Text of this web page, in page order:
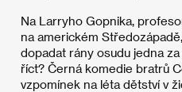
Na Larryho Gopnika,
na americkém
dopadat rány osudu jedna
říct? Černá komedie bratrů
vzpomínek na léta dětství v